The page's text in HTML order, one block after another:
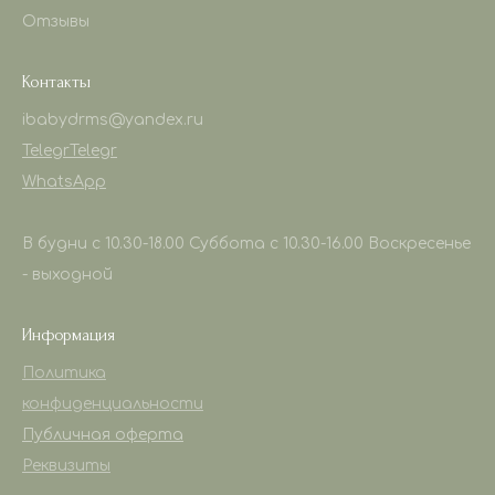
Отзывы
Контакты
ibabydrms@yandex.ru
Telegr Telegr
WhatsApp
В будни с 10.30-18.00 Суббота с 10.30-16.00 Воскресенье
- выходной
Информация
Политика
конфиденциальности
Публичная оферта
Реквизиты